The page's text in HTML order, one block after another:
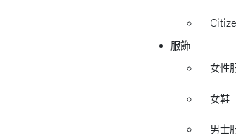
服飾
女性
女鞋
男士